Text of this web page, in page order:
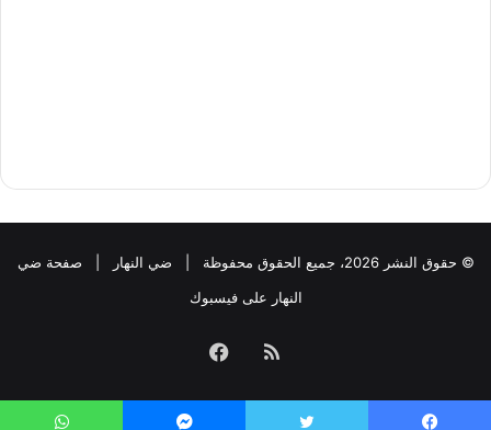
© حقوق النشر 2026، جميع الحقوق محفوظة | ضي النهار
صفحة ضي
النهار على فيسبوك
ملخص
الموقع
فيسبوك